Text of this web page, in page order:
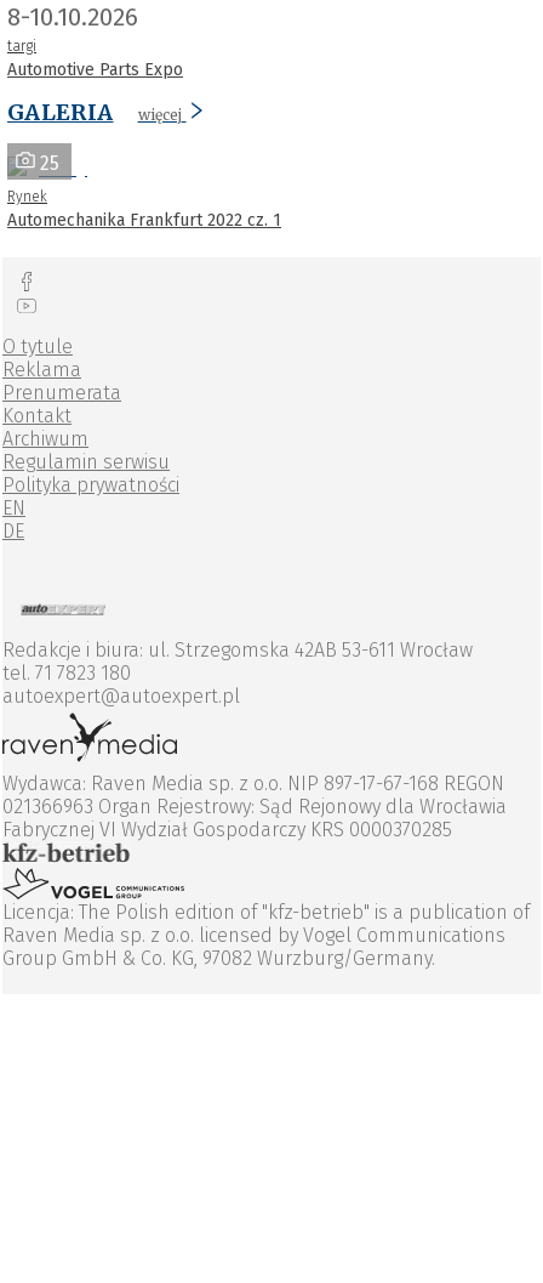
8-10.10.2026
targi
Automotive Parts Expo
GALERIA więcej
25
Rynek
Automechanika Frankfurt 2022 cz. 1
O tytule
Reklama
Prenumerata
Kontakt
Archiwum
Regulamin serwisu
Polityka prywatności
EN
DE
Redakcje i biura: ul. Strzegomska 42AB 53-611 Wrocław
tel. 71 7823 180
autoexpert@autoexpert.pl
Wydawca: Raven Media sp. z o.o. NIP 897-17-67-168 REGON
021366963 Organ Rejestrowy: Sąd Rejonowy dla Wrocławia
Fabrycznej VI Wydział Gospodarczy KRS 0000370285
Licencja: The Polish edition of "kfz-betrieb" is a publication of
Raven Media sp. z o.o. licensed by Vogel Communications
Group GmbH & Co. KG, 97082 Wurzburg/Germany.